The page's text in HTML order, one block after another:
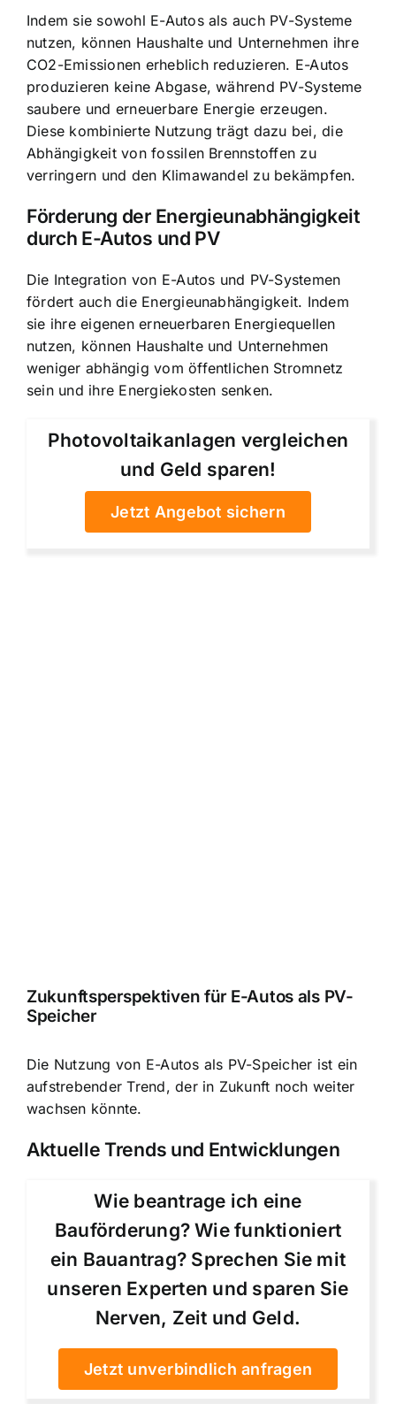
Indem sie sowohl E-Autos als auch PV-Systeme
nutzen, können Haushalte und Unternehmen ihre
CO2-Emissionen erheblich reduzieren. E-Autos
produzieren keine Abgase, während PV-Systeme
saubere und erneuerbare Energie erzeugen.
Diese kombinierte Nutzung trägt dazu bei, die
Abhängigkeit von fossilen Brennstoffen zu
verringern und den Klimawandel zu bekämpfen.
Förderung der Energieunabhängigkeit
durch E-Autos und PV
Die Integration von E-Autos und PV-Systemen
fördert auch die Energieunabhängigkeit. Indem
sie ihre eigenen erneuerbaren Energiequellen
nutzen, können Haushalte und Unternehmen
weniger abhängig vom öffentlichen Stromnetz
sein und ihre Energiekosten senken.
Photovoltaikanlagen vergleichen
und Geld sparen!
Jetzt Angebot sichern
Zukunftsperspektiven für E-Autos als PV-
Speicher
Die Nutzung von E-Autos als PV-Speicher ist ein
aufstrebender Trend, der in Zukunft noch weiter
wachsen könnte.
Aktuelle Trends und Entwicklungen
Wie beantrage ich eine
Bauförderung? Wie funktioniert
ein Bauantrag? Sprechen Sie mit
unseren Experten und sparen Sie
Nerven, Zeit und Geld.
Jetzt unverbindlich anfragen